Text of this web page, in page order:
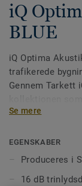
iQ
BLUE
iQ Optima
trafikerede
Gennem Tarkett
højtrafikerede
og tilbyder
vedligeholdelse
Se mere
EGENSKABER
Produceres i
16 dB